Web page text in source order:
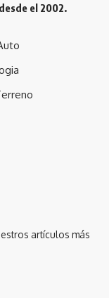
el 2002.
artículos más